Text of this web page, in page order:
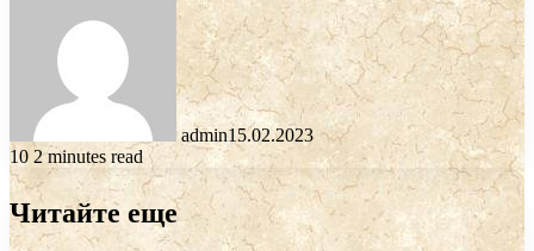
admin15.02.2023
10 2 minutes read
Читайте еще